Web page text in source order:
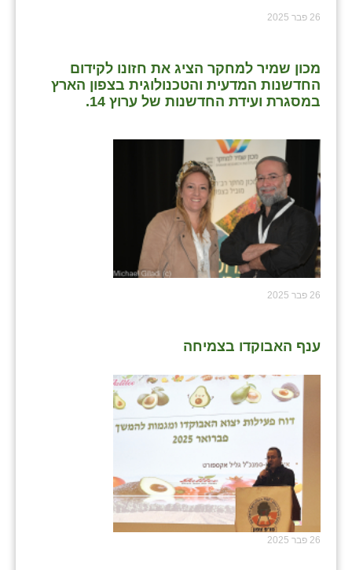
26 פבר 2025
מכון שמיר למחקר הציג את חזונו לקידום
החדשנות המדעית והטכנולוגית בצפון הארץ
במסגרת ועידת החדשנות של ערוץ 14.
26 פבר 2025
ענף האבוקדו בצמיחה
26 פבר 2025